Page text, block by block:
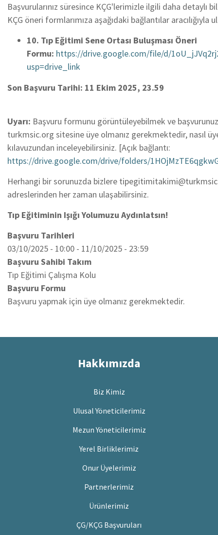
Başvurularınız süresince KÇG'lerimizle ilgili daha detaylı
KÇG öneri formlarımıza aşağıdaki bağlantılar aracılığıyla
10. Tıp Eğitimi Sene Ortası Buluşması Öneri
Formu: https://drive.google.com/file/d/
usp=drive_link
Son Başvuru Tarihi: 11 Ekim 2025, 23.59
Uyarı: Başvuru formunu görüntüleyebilmek ve
turkmsic.org sitesine üye olmanız gerekmektedir, nasıl
kılavuzundan inceleyebilirsiniz. [Açık bağlantı:
https://drive.google.com/drive/folders/
Herhangi bir sorunuzda bizlere
adreslerinden her zaman ulaşabilirsiniz.
Tıp Eğitiminin Işığı Yolumuzu Aydınlatsın!
Başvuru Tarihleri
03/10/2025 - 10:00 - 11/10/2025 - 23:59
Başvuru Sahibi Takım
Tıp Eğitimi Çalışma Kolu
Başvuru Formu
Başvuru yapmak için üye olmanız gerekmektedir.
Hakkımızda
Biz Kimiz
Ulusal Yöneticilerimiz
Mezun Yöneticilerimiz
Yerel Birliklerimiz
Onur Üyelerimiz
Partnerlerimiz
Ürünlerimiz
ÇG/KÇG Başvuruları